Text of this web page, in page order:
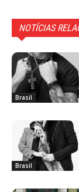
NOTÍCIAS
Brasil
Brasil